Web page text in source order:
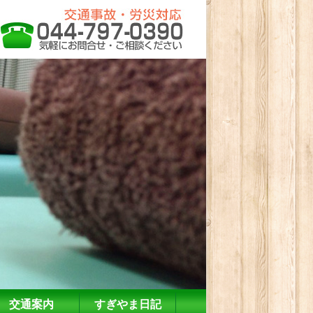
交通案内 すぎやま日記